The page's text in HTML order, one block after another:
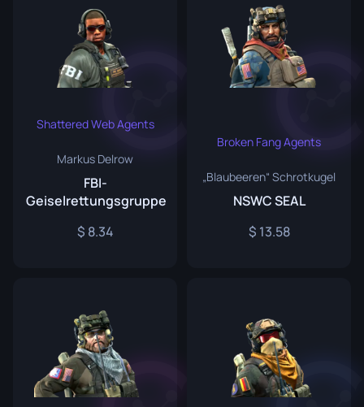
Shattered Web Agents
Markus Delrow
FBI-
Geiselrettungsgruppe
8.34
Broken Fang Agents
„Blaubeeren“ Schrotkugel
NSWC SEAL
13.58